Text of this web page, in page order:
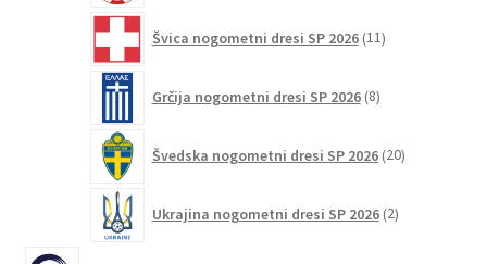
Švica nogometni dresi SP 2026 11izdelkov
Grčija nogometni dresi SP 2026 8izdelkov
Švedska nogometni dresi SP 2026 20izdelkov
Ukrajina nogometni dresi SP 2026 2izdelka